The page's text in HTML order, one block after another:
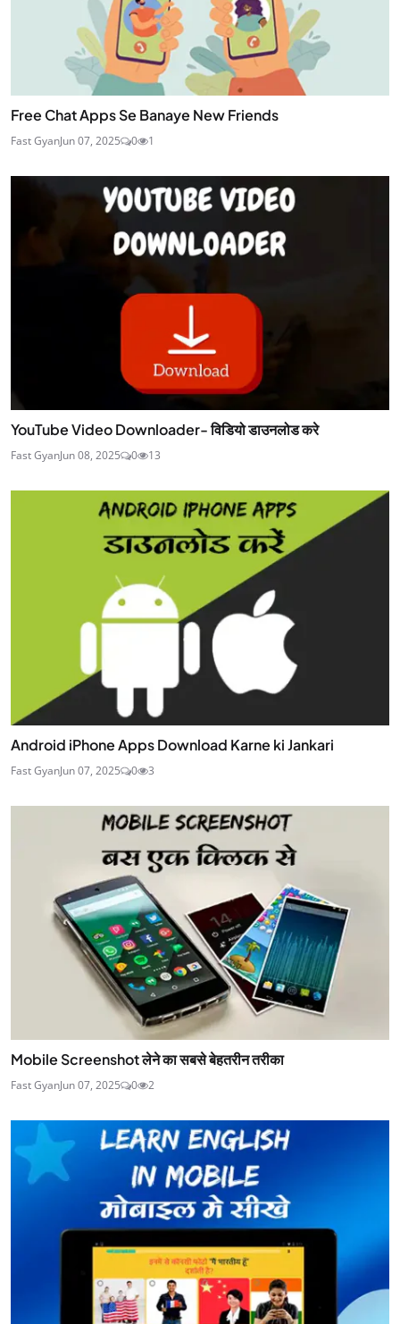
Free Chat Apps Se Banaye New Friends
Fast GyanJun 07, 2025 0 1
YouTube Video Downloader- विडियो डाउनलोड करे
Fast GyanJun 08, 2025 0 13
Android iPhone Apps Download Karne ki Jankari
Fast GyanJun 07, 2025 0 3
Mobile Screenshot लेने का सबसे बेहतरीन तरीका
Fast GyanJun 07, 2025 0 2